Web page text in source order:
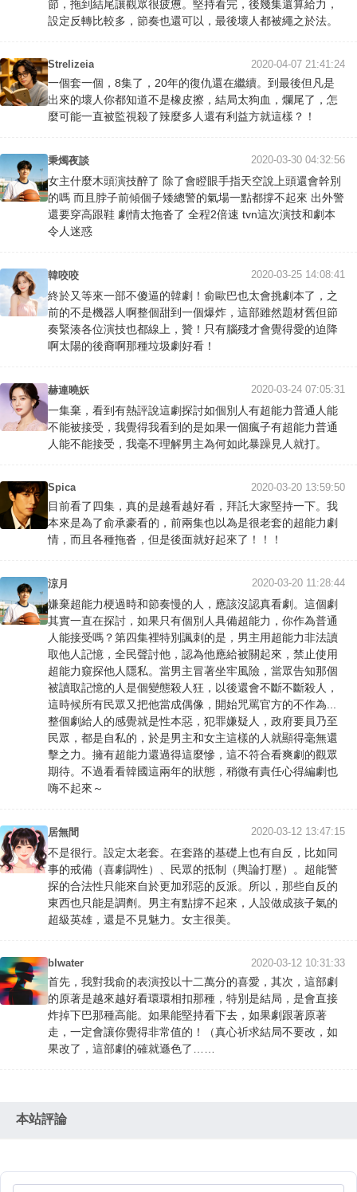
節，拖到結尾讓觀眾很疲憊。堅持看完，後幾集還算給力，
設定反轉比較多，節奏也還可以，最後壞人都被繩之於法。
Strelizeia 2020-04-07 21:41:24
一個套一個，8集了，20年的復仇還在繼續。到最後但凡是
出來的壞人你都知道不是橡皮擦，結局太狗血，爛尾了，怎
麼可能一直被監視殺了辣麼多人還有利益方就這樣？！
秉燭夜談 2020-03-30 04:32:56
女主什麼木頭演技醉了 除了會瞪眼手指天空說上頭還會幹別
的嗎 而且脖子前傾個子矮總警的氣場一點都撐不起來 出外警
還要穿高跟鞋 劇情太拖沓了 全程2倍速 tvn這次演技和劇本
令人迷惑
韓咬咬 2020-03-25 14:08:41
終於又等來一部不傻逼的韓劇！俞歐巴也太會挑劇本了，之
前的不是機器人啊整個甜到一個爆炸，這部雖然題材舊但節
奏緊湊各位演技也都線上，贊！只有腦殘才會覺得愛的迫降
啊太陽的後裔啊那種垃圾劇好看！
赫連曉妖 2020-03-24 07:05:31
一集棄，看到有熱評說這劇探討如個別人有超能力普通人能
不能被接受，我覺得我看到的是如果一個瘋子有超能力普通
人能不能接受，我毫不理解男主為何如此暴躁見人就打。
Spica 2020-03-20 13:59:50
目前看了四集，真的是越看越好看，拜託大家堅持一下。我
本來是為了俞承豪看的，前兩集也以為是很老套的超能力劇
情，而且各種拖沓，但是後面就好起來了！！！
涼月 2020-03-20 11:28:44
嫌棄超能力梗過時和節奏慢的人，應該沒認真看劇。這個劇
其實一直在探討，如果只有個別人具備超能力，你作為普通
人能接受嗎？第四集裡特別諷刺的是，男主用超能力非法讀
取他人記憶，全民聲討他，認為他應給被關起來，禁止使用
超能力窺探他人隱私。當男主冒著坐牢風險，當眾告知那個
被讀取記憶的人是個變態殺人狂，以後還會不斷不斷殺人，
這時候所有民眾又把他當成偶像，開始咒罵官方的不作為...
整個劇給人的感覺就是性本惡，犯罪嫌疑人，政府要員乃至
民眾，都是自私的，於是男主和女主這樣的人就顯得毫無還
擊之力。擁有超能力還過得這麼慘，這不符合看爽劇的觀眾
期待。不過看看韓國這兩年的狀態，稍微有責任心得編劇也
嗨不起來～
居無間 2020-03-12 13:47:15
不是很行。設定太老套。在套路的基礎上也有自反，比如同
事的戒備（喜劇調性）、民眾的抵制（輿論打壓）。超能警
探的合法性只能來自於更加邪惡的反派。所以，那些自反的
東西也只能是調劑。男主有點撐不起來，人設做成孩子氣的
超級英雄，還是不見魅力。女主很美。
blwater 2020-03-12 10:31:33
首先，我對我俞的表演投以十二萬分的喜愛，其次，這部劇
的原著是越來越好看環環相扣那種，特別是結局，是會直接
炸掉下巴那種高能。如果能堅持看下去，如果劇跟著原著
走，一定會讓你覺得非常值的！（真心祈求結局不要改，如
果改了，這部劇的確就遜色了……
本站評論